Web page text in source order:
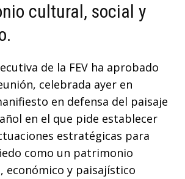
cultural, social y
de la FEV ha aprobado
celebrada ayer en
en defensa del paisaje
en el que pide establecer
estratégicas para
como un patrimonio
económico y paisajístico